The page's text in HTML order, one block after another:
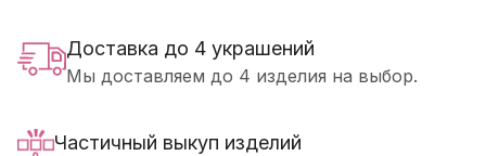
Доставка до 4 украшений
Мы доставляем до 4 изделия на выбор.
Частичный выкуп изделий